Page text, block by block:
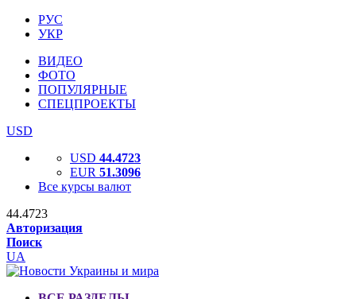
РУС
УКР
ВИДЕО
ФОТО
ПОПУЛЯРНЫЕ
СПЕЦПРОЕКТЫ
USD
USD 44.4723
EUR 51.3096
Все курсы валют
44.4723
Авторизация
Поиск
UA